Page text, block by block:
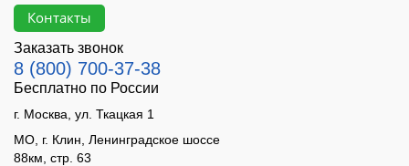
Контакты
Заказать звонок
8 (800) 700-37-38
Бесплатно по России
г. Москва, ул. Ткацкая 1
МО, г. Клин, Ленинградское шоссе
88км, стр. 63